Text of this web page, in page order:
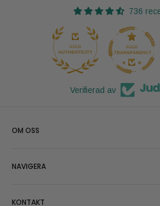
736
Verifierad av
OM OSS
snabbt den högst möjliga kvaliteten av
kosmetiska ändamål.
NAVIGERA
KONTAKT